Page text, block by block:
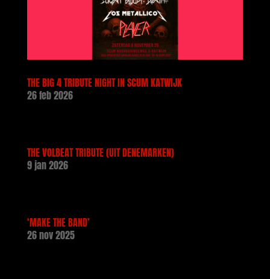
THE BIG 4 TRIBUTE NIGHT IN SCUM KATWIJK
26 feb 2026
THE VOLBEAT TRIBUTE (UIT DENEMARKEN)
9 jan 2026
‘MAKE THE BAND’
26 nov 2025